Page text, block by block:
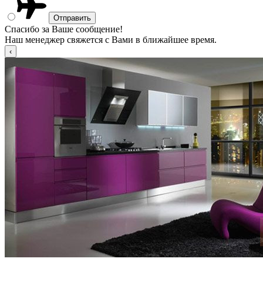
Спасибо за Ваше сообщение!
Наш менеджер свяжется с Вами в ближайшее время.